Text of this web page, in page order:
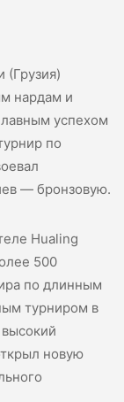
(Грузия)
нардам и
успехом
по
— бронзовую.
Hualing
500
по длинным
турниром в
новую